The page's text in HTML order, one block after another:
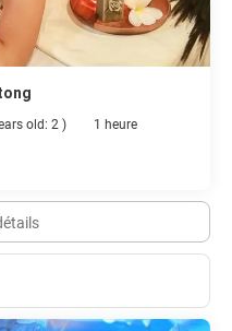
old: 2 )
1 heure